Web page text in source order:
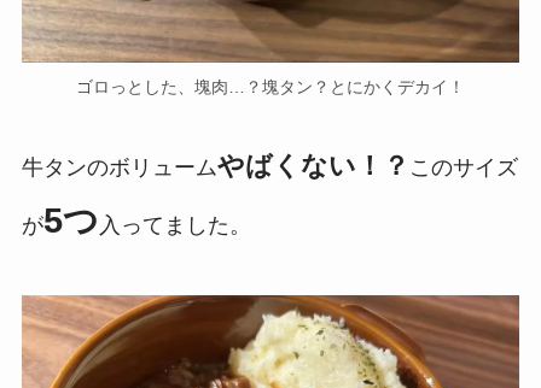
ゴロっとした、塊肉…？塊タン？とにかくデカイ！
牛タンのボリュームやばくない！？ このサイズ
が5つ 入ってました。